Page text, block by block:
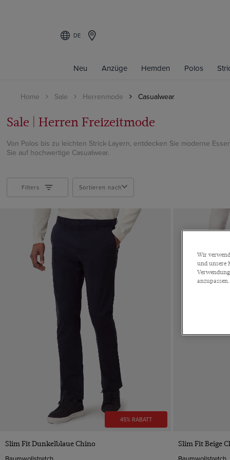
DE
Neu Anzüge Hemden Polos
Home Sale Herrenmode Casualwear
Sale | Herren Freizeitmode
Von Polos bis zu leichten Strick-Layern, entdecken Sie moderne
Sie auf hochwertige Casualwear.
Businesshemden
Casualhemd
Leinenhemd
Kurzarm Hemden
Polo Shirts
Hosen
Maschinenwaschbare
Strickwaren
Oberbekleidung
Blazer
Swim Shorts
Baumwollflanell
FARBE
Burgunderrot
Filters Sortieren nach
45% RABATT
VORSCHAU
Slim Fit Dunkelblaue Chino Slim Fit Beige
Wir
und unsere
anzupassen.